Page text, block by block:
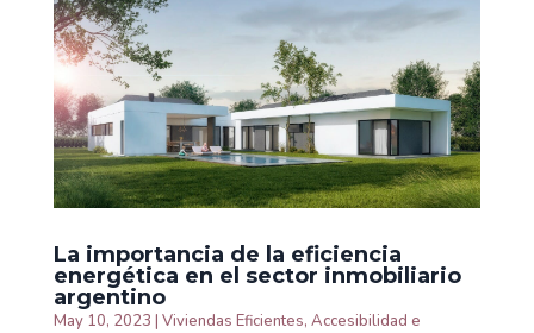
La importancia de la eficiencia
energética en el sector inmobiliario
argentino
May 10, 2023 | Viviendas Eficientes, Accesibilidad e